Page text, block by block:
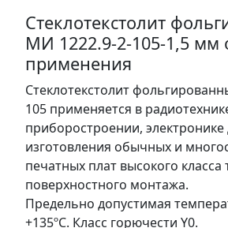
Стеклотекстолит
МИ 1222.9-2-105-1,5 мм
применения
Стеклотекстолит
105 применяется в
приборостроении, электронике
изготовления обычных и
печатных плат высокого класса
поверхностного монтажа.
Предельно допустимая
+135ºС. Класс горючести Y0.